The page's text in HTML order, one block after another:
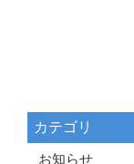
カテゴリ
お知らせ